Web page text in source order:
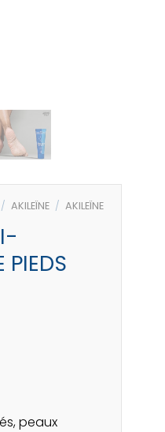
/ AKILEÏNE / AKILEÏNE
PIEDS
peaux